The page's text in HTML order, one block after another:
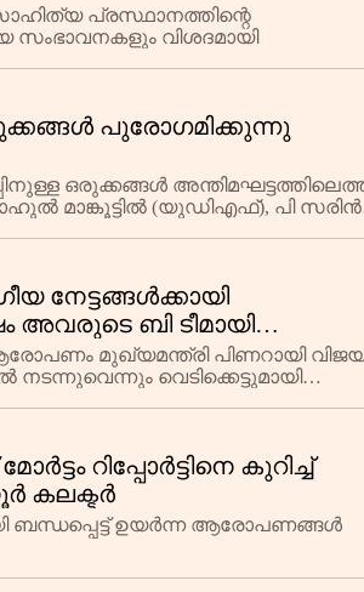
പ്രസ്ഥാനത്തിന്റെ
സംഭാവനകളും വിശദമായി
പുരോഗമിക്കുന്നു
ഒരുക്കങ്ങൾ
മാങ്കൂട്ടിൽ (യുഡിഎഫ്), പി സരിൻ
നേട്ടങ്ങൾക്കായി
അവരുടെ ബി ടീമായി
മുഖ്യമന്ത്രി പിണറായി
നടന്നുവെന്നും വെടിക്കെട്ടുമായി
റിപ്പോർട്ടിനെ കുറിച്ച്
കലക്ടർ
ബന്ധപ്പെട്ട് ഉയർന്ന ആരോപണങ്ങൾ